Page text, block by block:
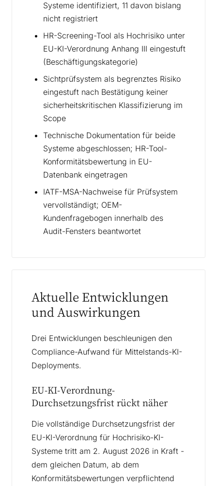
Systeme identifiziert, 11 davon bislang
nicht registriert
HR-Screening-Tool als Hochrisiko unter
EU-KI-Verordnung Anhang III eingestuft
(Beschäftigungskategorie)
Sichtprüfsystem als begrenztes Risiko
eingestuft nach Bestätigung keiner
sicherheitskritischen Klassifizierung im
Scope
Technische Dokumentation für beide
Systeme abgeschlossen; HR-Tool-
Konformitätsbewertung in EU-
Datenbank eingetragen
IATF-MSA-Nachweise für Prüfsystem
vervollständigt; OEM-
Kundenfragebogen innerhalb des
Audit-Fensters beantwortet
Aktuelle Entwicklungen
und Auswirkungen
Drei Entwicklungen beschleunigen den
Compliance-Aufwand für Mittelstands-KI-
Deployments.
EU-KI-Verordnung-
Durchsetzungsfrist rückt näher
Die vollständige Durchsetzungsfrist der
EU-KI-Verordnung für Hochrisiko-KI-
Systeme tritt am 2. August 2026 in Kraft -
dem gleichen Datum, ab dem
Konformitätsbewertungen verpflichtend